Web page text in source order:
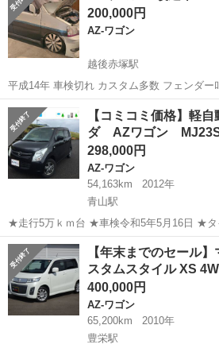
ュスタート オー...200,000円
AZ-ワゴン
越後赤塚駅
平成14年 車検切れ カスタム多数 フェンダー
装張替・フルエアロ・16インチ6.5Jテンペス
165/45 R16(100km程度走行)・LEDテール・
左右出しマ...
新潟 越後赤塚駅 AZ-ワゴ
【コミコミ価格】軽
ダ AZワゴン
298,000円
AZ-ワゴン
54,163km
2012年
青山駅
★走行5万ｋｍ台 ★車検令和5年5月16日 ★タイミングチェーン ★社外
アルミホイール 名変後、すぐに乗り出し可能です！ 土日祝日も対応で
きますので是非一度、現車確認をお願い致し
新潟 新潟市 青山駅
【年末までのセール
スタムスタイル XS
400,000円
AZ-ワゴン
65,200km
2010年
豊栄駅